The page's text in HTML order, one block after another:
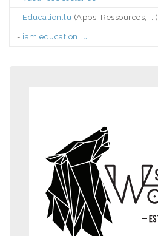
- Education.lu (Apps, Ressources, ...)
- iam.education.lu